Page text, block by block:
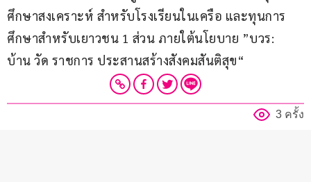
ศึกษาสงเคราะห์ สำหรับโรงเรียนในเครือ และทุนการ
ศึกษาสำหรับเยาวชน 1 ส่วน ภายใต้นโยบาย ”บวร:
บ้าน วัด ราชการ ประสานสร้างสังคมสันติสุข“
3 ครั้ง